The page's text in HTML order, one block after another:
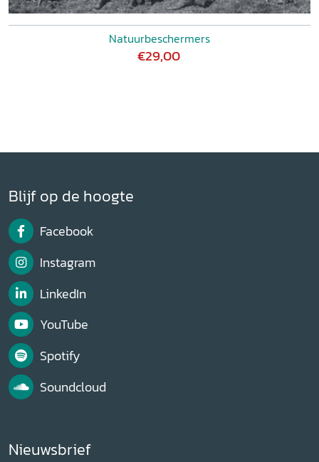
Natuurbeschermers
€29,00
Blijf op de hoogte
Facebook
Instagram
LinkedIn
YouTube
Spotify
Soundcloud
Nieuwsbrief